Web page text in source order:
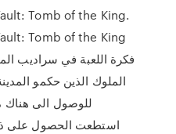
فكرة اللعبة في سراديب
الملوك الذين حكمو
للوصول الى
استطعت الحصول على